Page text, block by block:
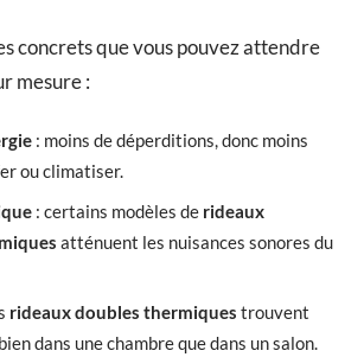
concrets que vous pouvez attendre
mesure :
: moins de déperditions, donc moins
ou climatiser.
: certains modèles de rideaux
atténuent les nuisances sonores du
rideaux doubles thermiques trouvent
dans une chambre que dans un salon.